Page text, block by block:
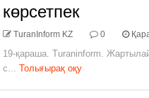
көрсетпек
TuranInform KZ 0
19-қараша. Turaninform.
с... Толығырақ оқу